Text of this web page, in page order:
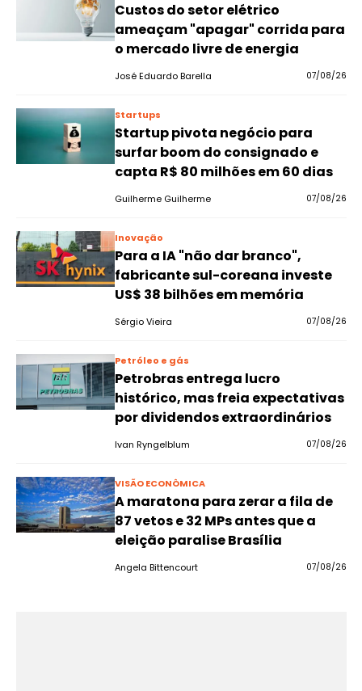
Custos do setor elétrico
ameaçam "apagar" corrida para
o mercado livre de energia
José Eduardo Barella 07/08/26
Startups
Startup pivota negócio para
surfar boom do consignado e
capta R$ 80 milhões em 60 dias
Guilherme Guilherme 07/08/26
Inovação
Para a IA "não dar branco",
fabricante sul-coreana investe
US$ 38 bilhões em memória
Sérgio Vieira 07/08/26
Petróleo e gás
Petrobras entrega lucro
histórico, mas freia expectativas
por dividendos extraordinários
Ivan Ryngelblum 07/08/26
VISÃO ECONÔMICA
A maratona para zerar a fila de
87 vetos e 32 MPs antes que a
eleição paralise Brasília
Angela Bittencourt 07/08/26